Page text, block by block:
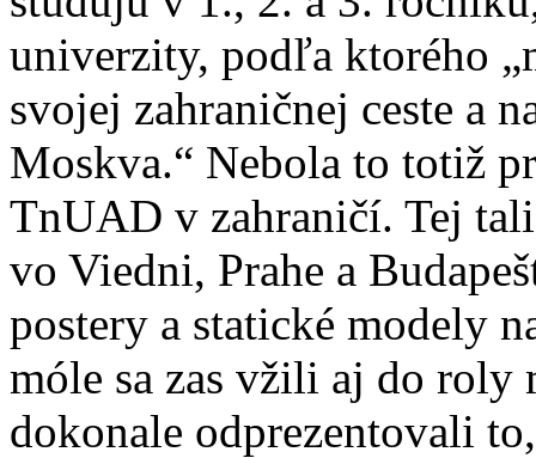
univerzity, podľa ktorého
svojej zahraničnej ceste a
Moskva.“ Nebola to totiž
TnUAD v zahraničí. Tej
vo Viedni, Prahe a
postery a statické modely
móle sa zas vžili aj do roly
dokonale odprezentovali